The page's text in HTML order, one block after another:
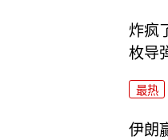
炸疯
枚导
最热
伊朗